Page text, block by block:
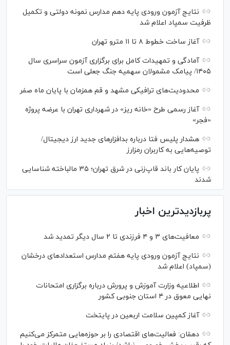
نتایج آزمون ورودی پایه دهم مدارس نمونه دولتی و تکمیل
ظرفیت سمپاد اعلام شد
آغاز ساخت خطوط ۸ تا ۱۱ مترو تهران
آمادگی و تمهیدات کامل برای برگزاری آزمون سراسری سال
۱۴۰۵/ پیامک مشمولان سهمیه جنگ جعلی است
محدودیت‌های ترافیکی مشهد و قم همزمان با پایان ماه صفر
آغاز رسمی طرح «خانه ریز» در شهرداری تهران با عرضه پروژه
«فجر»
هشدار پلیس فتا درباره بدافزار‌های جدید ارز دیجیتال/
توصیه‌هایی به کاربران رمزارز
پایان کار باند قاپ‌زنی در شرق تهران؛ ۳۵ مالباخته شناسایی
شدند
پربازدیدترین اخبار
معافیت‌های ۳ و ۴ فرزندی تا ۲ سال دیگر تمدید شد
نتایج آزمون ورودی پایه هفتم مدارس استعدادهای درخشان
(سمپاد) اعلام شد
اطلاعیه وزارت آموزش و پرورش درباره برگزاری امتحانات
نهایی معوق در ۴ استان جنوبی کشور
آغاز کمپین سلامت اربعین در پایتخت
دهقان: فعالیت‌های اقتصادی را بر حوزه‌هایی متمرکز می‌کنیم